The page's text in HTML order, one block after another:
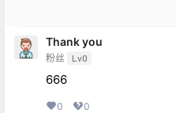
Thank you
粉丝 Lv0
666
0 0